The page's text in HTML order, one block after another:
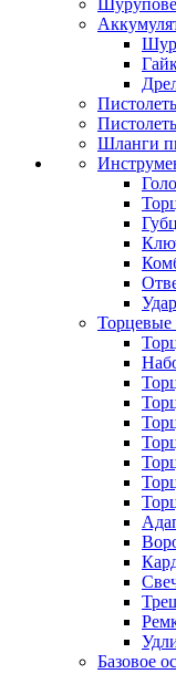
Шланги
Торцевые
Базовое